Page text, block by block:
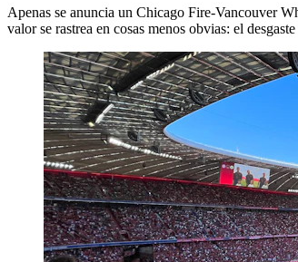
Apenas se anuncia un Chicago Fire-Vancouver
valor se rastrea en cosas menos obvias: el